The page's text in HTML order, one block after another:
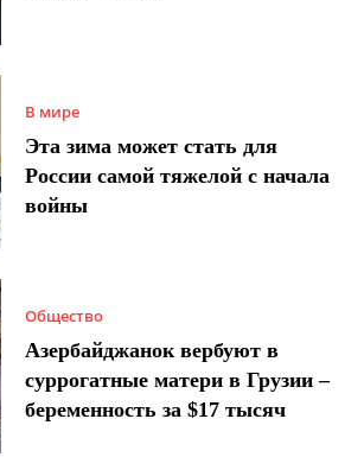
В мире
Эта зима может стать для
России самой тяжелой с начала
войны
Общество
Азербайджанок вербуют в
суррогатные матери в Грузии –
беременность за $17 тысяч